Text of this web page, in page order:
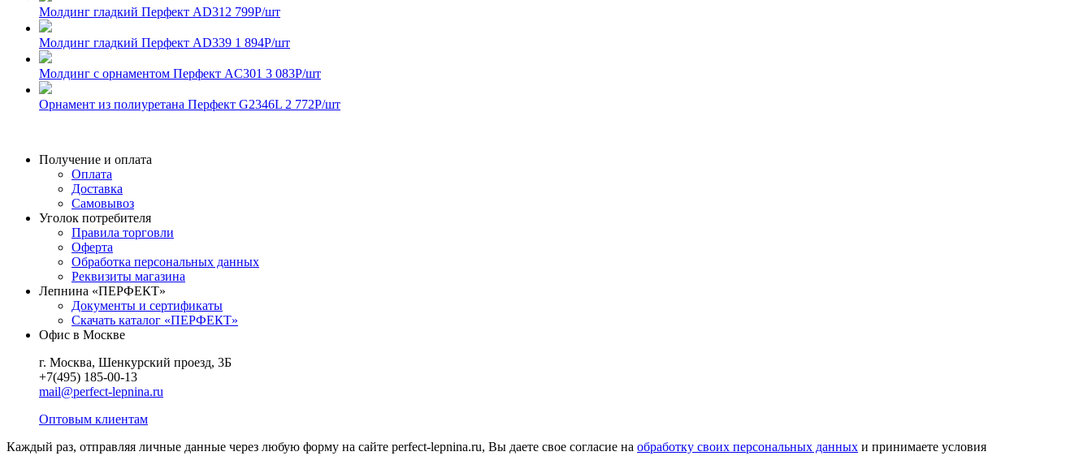
Молдинг гладкий Перфект AD312 799Р/шт
Молдинг гладкий Перфект AD339 1 894Р/шт
Молдинг с орнаментом Перфект AC301 3 083Р/шт
Орнамент из полиуретана Перфект G2346L 2 772Р/шт
Получение и оплата
Оплата
Доставка
Самовывоз
Уголок потребителя
Правила торговли
Оферта
Обработка персональных данных
Реквизиты магазина
Лепнина «ПЕРФЕКТ»
Документы и сертификаты
Скачать каталог «ПЕРФЕКТ»
Офис в Москве
г. Москва, Шенкурский проезд, 3Б
+7(495) 185-00-13
mail@perfect-lepnina.ru
Оптовым клиентам
Каждый раз, отправляя личные данные через любую форму на сайте perfect-lepnina.ru, Вы даете свое согласие на обработку своих персональных данных и принимаете условия